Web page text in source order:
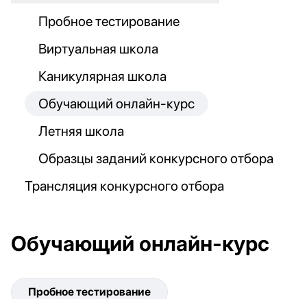
Пробное тестирование
Виртуальная школа
Каникулярная школа
Обучающий онлайн-курс
Летняя школа
Образцы заданий конкурсного отбора
Трансляция конкурсного отбора
Обучающий онлайн-курс
Пробное тестирование